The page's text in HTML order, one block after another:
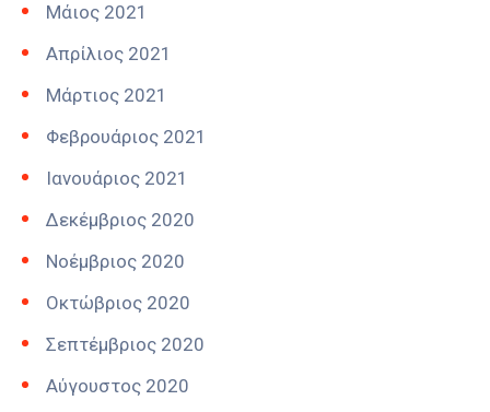
Μάιος 2021
Απρίλιος 2021
Μάρτιος 2021
Φεβρουάριος 2021
Ιανουάριος 2021
Δεκέμβριος 2020
Νοέμβριος 2020
Οκτώβριος 2020
Σεπτέμβριος 2020
Αύγουστος 2020